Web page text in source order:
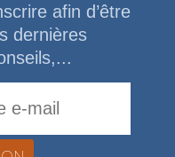
afin d’être
dernières